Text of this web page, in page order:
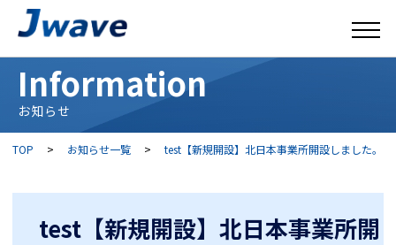
Information
お知らせ
TOP > お知らせ一覧 >test【新規開設】北日本事業所開設しました。
test【新規開設】北日本事業所開